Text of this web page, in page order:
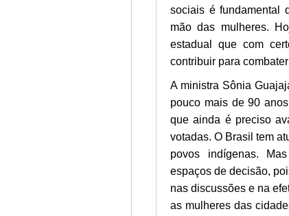
sociais é fundamental
mão das mulheres.
estadual que com
contribuir para
A ministra Sônia
pouco mais de 90
que ainda é preciso
votadas. O Brasil tem
povos indígenas.
espaços de decisão,
nas discussões e na
as mulheres das